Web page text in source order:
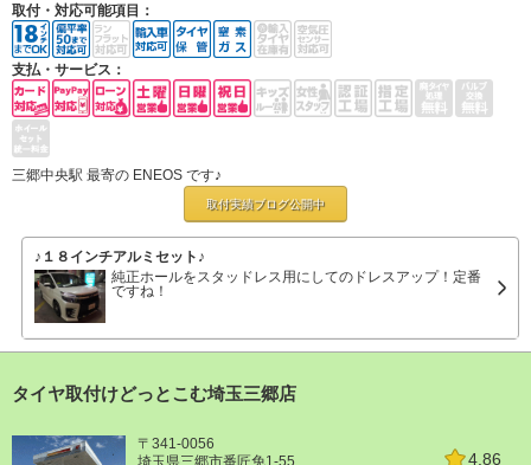
取付・対応可能項目：
支払・サービス：
三郷中央駅 最寄の ENEOS です♪
取付実績ブログ公開中
♪１８インチアルミセット♪
純正ホールをスタッドレス用にしてのドレスアップ！定番
ですね！
タイヤ取付けどっとこむ埼玉三郷店
4.86
〒341-0056
埼玉県三郷市番匠免1-55